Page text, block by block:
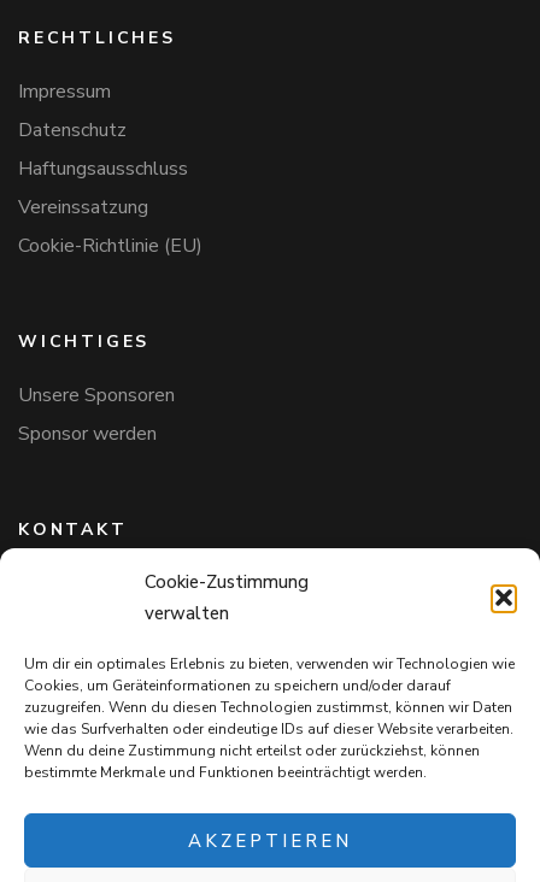
Cookie-Zustimmung
verwalten
Um dir ein optimales Erlebnis zu bieten, verwenden wir Technologien wie
Cookies, um Geräteinformationen zu speichern und/oder darauf
zuzugreifen. Wenn du diesen Technologien zustimmst, können wir Daten
wie das Surfverhalten oder eindeutige IDs auf dieser Website verarbeiten.
Wenn du deine Zustimmung nicht erteilst oder zurückziehst, können
bestimmte Merkmale und Funktionen beeinträchtigt werden.
AKZEPTIEREN
RECHTLICHES
Impressum
Datenschutz
Haftungsausschluss
Vereinssatzung
Cookie-Richtlinie (EU)
WICHTIGES
Unsere Sponsoren
Sponsor werden
KONTAKT
Hundefreunde in Bayern e.V.
Markus Willi Ebert
97711 Maßbach
+49 172 85 64 937
Hundefreundeinbayern@web.de